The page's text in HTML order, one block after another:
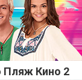
Пляж Кино 2